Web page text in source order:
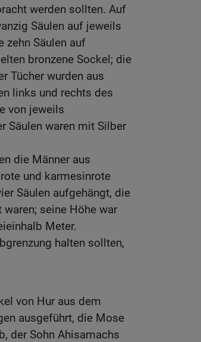
werden sollten. Auf
Säulen auf jeweils
zehn Säulen auf
bronzene Sockel; die
Tücher wurden aus
links und rechts des
von jeweils
Säulen waren mit Silber
die Männer aus
und karmesinrote
Säulen aufgehängt, die
seine Höhe war
Meter.
halten sollten,
von Hur aus dem
ausgeführt, die Mose
der Sohn Ahisamachs